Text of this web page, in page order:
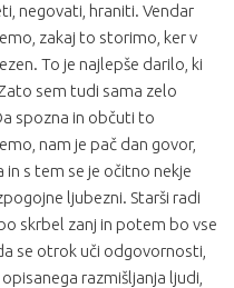
negovati, hraniti. Vendar
zakaj to storimo, ker v
To je najlepše darilo, ki
sem tudi sama zelo
spozna in občuti to
nam je pač dan govor,
in s tem se je očitno nekje
ljubezni. Starši radi
skrbel zanj in potem bo vse
se otrok uči odgovornosti,
razmišljanja ljudi,